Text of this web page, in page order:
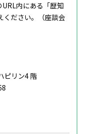
内にある「歴知
ください。（座談会
ピリン4 階